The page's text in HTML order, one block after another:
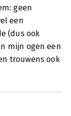
geen
een
(dus ook
mijn ogen een
trouwens ook